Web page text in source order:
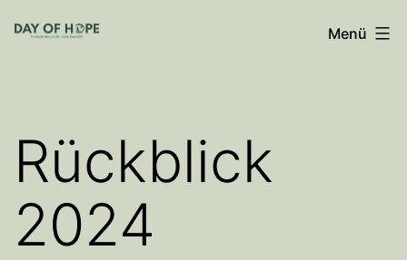
Inhalt
Menü
Rückblick
2024